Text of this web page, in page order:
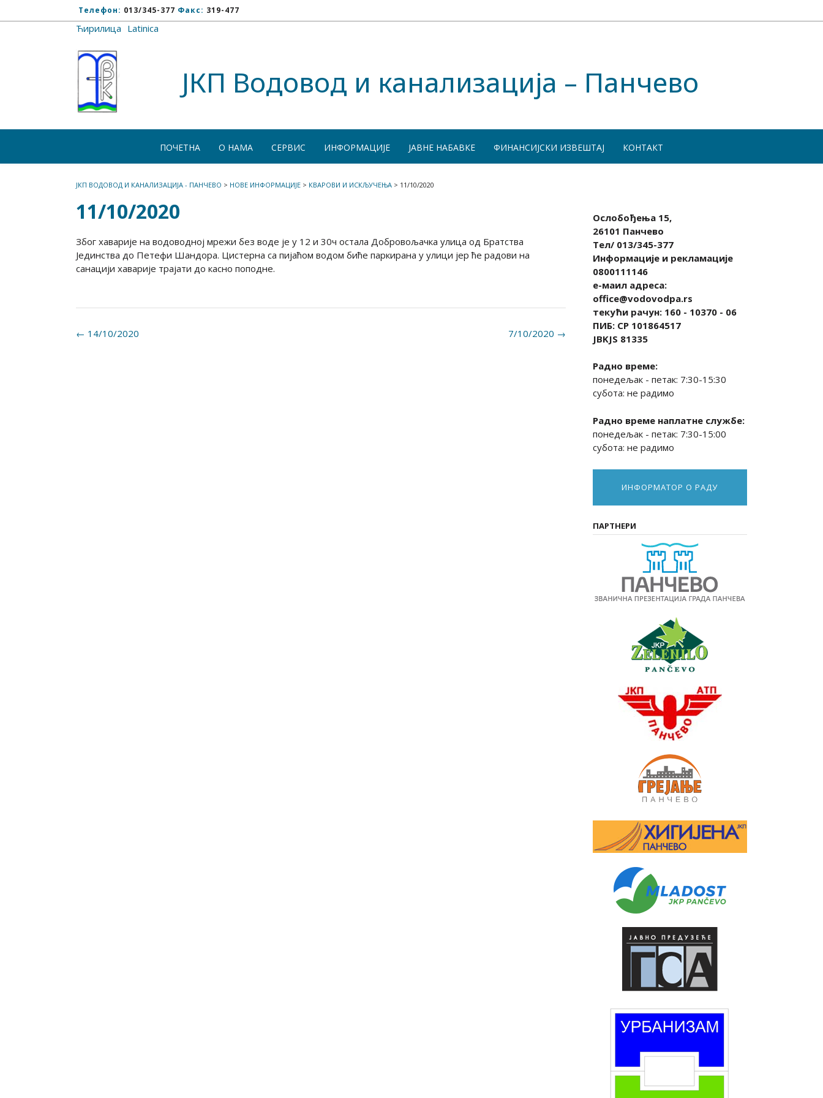
Телефон: 013/345-377 Факс: 319-477
Ћирилица Latinica
ЈКП Водовод и канализација – Панчево
ПОЧЕТНА О НАМА СЕРВИС ИНФОРМАЦИЈЕ ЈАВНЕ НАБАВКЕ ФИНАНСИЈСКИ ИЗВЕШТАЈ КОНТАКТ
ЈКП ВОДОВОД И КАНАЛИЗАЦИЈА - ПАНЧЕВО > НОВЕ ИНФОРМАЦИЈЕ > КВАРОВИ И ИСКЉУЧЕЊА > 11/10/2020
11/10/2020
Због хаварије на водоводној мрежи без воде је у 12 и 30ч остала Добровољачка улица од Братства
Јединства до Петефи Шандора. Цистерна са пијаћом водом биће паркирана у улици јер ће радови на
санацији хаварије трајати до касно поподне.
Post 7/10/2020 →
← 14/10/2020
Ослобођења 15,
26101 Панчево
Тел/ 013/345-377
Информације и рекламације
0800111146
е-маил адреса:
office@vodovodpa.rs
текући рачун: 160 - 10370 - 06
ПИБ: СР 101864517
JBKJS 81335
Радно време:
понедељак - петак: 7:30-15:30
субота: не радимо
Радно време наплатне службе:
понедељак - петак: 7:30-15:00
субота: не радимо
ИНФОРМАТОР О РАДУ
ПАРТНЕРИ